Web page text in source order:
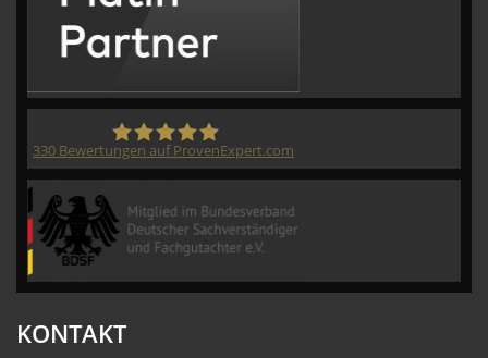
330 Bewertungen auf ProvenExpert.com
KONTAKT